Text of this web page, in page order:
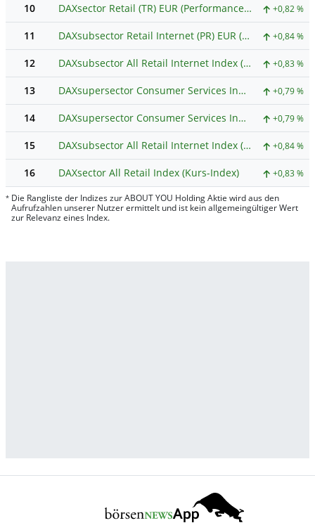
10 DAXsector Retail (TR) EUR (Performance Index) +0,82 %
11 DAXsubsector Retail Internet (PR) EUR (Preis Index) +0,84 %
12 DAXsubsector All Retail Internet Index (Kurs-Index) +0,83 %
13 DAXsupersector Consumer Services Index (Kurs-Index) +0,79 %
14 DAXsupersector Consumer Services Index (Performance-Index) +0,79 %
15 DAXsubsector All Retail Internet Index (Performance-Index) +0,84 %
16 DAXsector All Retail Index (Kurs-Index) +0,83 %
* Die Rangliste der Indizes zur ABOUT YOU Holding Aktie wird aus den
Aufrufzahlen unserer Nutzer ermittelt und ist kein allgemeingültiger Wert
zur Relevanz eines Index.